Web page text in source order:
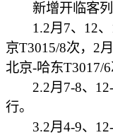
新增开临客列
1.2月7、12、
京T3015/8次，2
北京-哈东T3017/6
2.2月7-8、12-
行。
3.2月4-9、12-